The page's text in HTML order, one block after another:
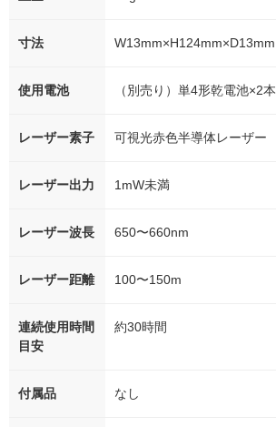
寸法 W13mm×H124mm×D13mm
使用電池 （別売り）単4形乾電池×2本
レーザー素子 可視光赤色半導体レーザー
レーザー出力 1mW未満
レーザー波長 650〜660nm
レーザー距離 100〜150m
連続使用時間
目安
約30時間
付属品 なし